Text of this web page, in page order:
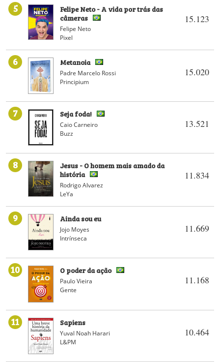
5
15.123
Felipe Neto - A vida por trás das
câmeras
Felipe Neto
Pixel
6
15.020
Metanoia
Padre Marcelo Rossi
Principium
7
13.521
Seja foda!
Caio Carneiro
Buzz
8
11.834
Jesus - O homem mais amado da
história
Rodrigo Alvarez
LeYa
9
11.669
Ainda sou eu
Jojo Moyes
Intrínseca
10
11.168
O poder da ação
Paulo Vieira
Gente
11
10.464
Sapiens
Yuval Noah Harari
L&PM